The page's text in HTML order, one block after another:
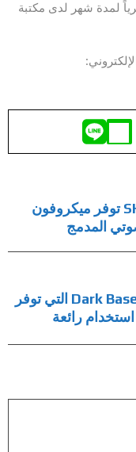
لمدة شهر لدى مكتبة
بالاعتماد على إرثها العريق: SHURE توفر ميكروفون
شركة be quiet! تقدم علبة Dark Base 701 التي توفر
رائعة